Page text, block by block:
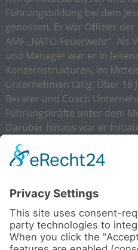
Führungsbildung bei dem
genossen. Er war Offizier
AMF-„NATO-Feuerwehr“.
und Manager war er in
Konzernstrukturen, im
Unternehmen tätig. Über 18
Berater und Coach
Führungskräfte unter dem
Darüber hinaus war er
Ethikverbands der
der Praxis wirkungsvoll ist,
und Performance steigern
Herausforderungen der
Kulturveränderung. Als
fundierte Expertise zur
Diskussionspartner, Impuls-
publizistisch als Blogger,